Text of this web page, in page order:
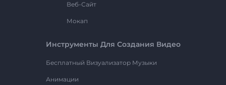
Веб-Сайт
Мокап
Инструменты Для Создания Видео
Бесплатный Визуализатор Музыки
Анимации